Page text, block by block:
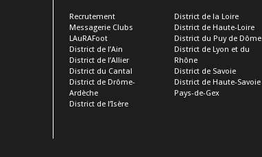
Recrutement
Messagerie Clubs
LAuRAFoot
District de l’Ain
District de l’Allier
District du Cantal
District de Drôme-
Ardèche
District de l’Isère
District de la Loire
District de Haute-Loire
District du Puy de Dôme
District de Lyon et du
Rhône
District de Savoie
District de Haute-Savoie
Pays-de-Gex